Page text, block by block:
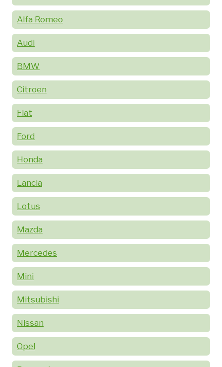
Alfa Romeo
Audi
BMW
Citroen
Fiat
Ford
Honda
Lancia
Lotus
Mazda
Mercedes
Mini
Mitsubishi
Nissan
Opel